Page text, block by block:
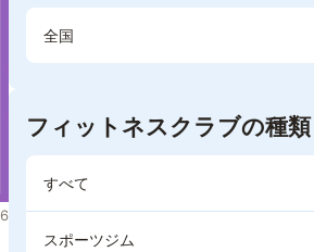
全国
フィットネスクラブの種類
すべて
スポーツジム